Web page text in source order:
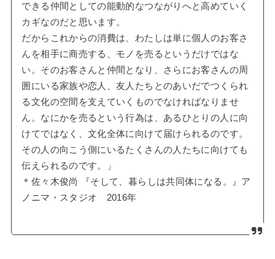
できる仲間としての能動的なつながりへと高めていく
カギなのだと思います。
だからこれからの消費は、わたしは単に個人のお客さ
んを相手に商売する、モノを売るというだけではな
い。そのお客さんと仲間となり、さらにお客さんの周
囲にいる家族や恋人、友人たちとのあいだでつくられ
る文化の空間を支えていくものでなければなりませ
ん。なにかを売るという行為は、あるひとりの人に向
けてではなく、文化全体に向けて届けられるのです。
その人の向こう側にいるたくさんの人たちに向けても
伝えられるのです。」
＊佐々木俊尚 『そして、暮らしは共同体になる。』ア
ノニマ・スタジオ 2016年